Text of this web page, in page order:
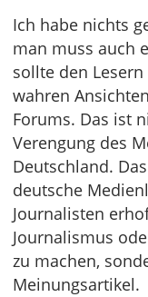
Ich habe nichts
man muss auch
sollte den
wahren
Forums. Das ist
Verengung des
Deutschland.
deutsche
Journalisten
Journalismus
zu machen,
Meinungsartikel.